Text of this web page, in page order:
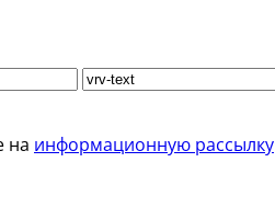
на информационную рассылку